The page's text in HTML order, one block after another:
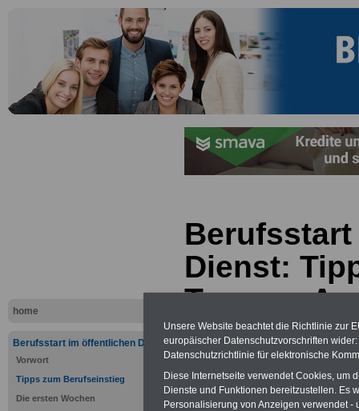
home
Berufsstart im öffentlichen Dienst
Vorwort
Tipps zum Berufseinstieg
Die ersten Wochen
Dienst:
Tag von A -
Unsere Website beachtet die Richtlinie zur
europäischer Datenschutzvorschriften
Datenschutzrichtlinie für elektronische
Diese Internetseite verwendet Cookies, um
Dienste und Funktionen bereitzustellen. Es
Personalisierung von Anzeigen verwendet